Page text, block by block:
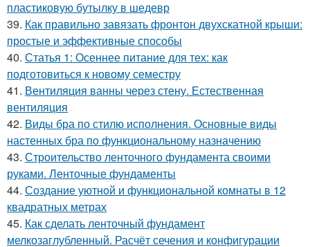
пластиковую бутылку в шедевр
39. Как правильно завязать фронтон двухскатной крыши:
простые и эффективные способы
40. Статья 1: Осеннее питание для тех: как
подготовиться к новому семестру
41. Вентиляция ванны через стену. Естественная
вентиляция
42. Виды бра по стилю исполнения. Основные виды
настенных бра по функциональному назначению
43. Строительство ленточного фундамента своими
руками. Ленточные фундаменты
44. Создание уютной и функциональной комнаты в 12
квадратных метрах
45. Как сделать ленточный фундамент
мелкозаглубленный. Расчёт сечения и конфигурации